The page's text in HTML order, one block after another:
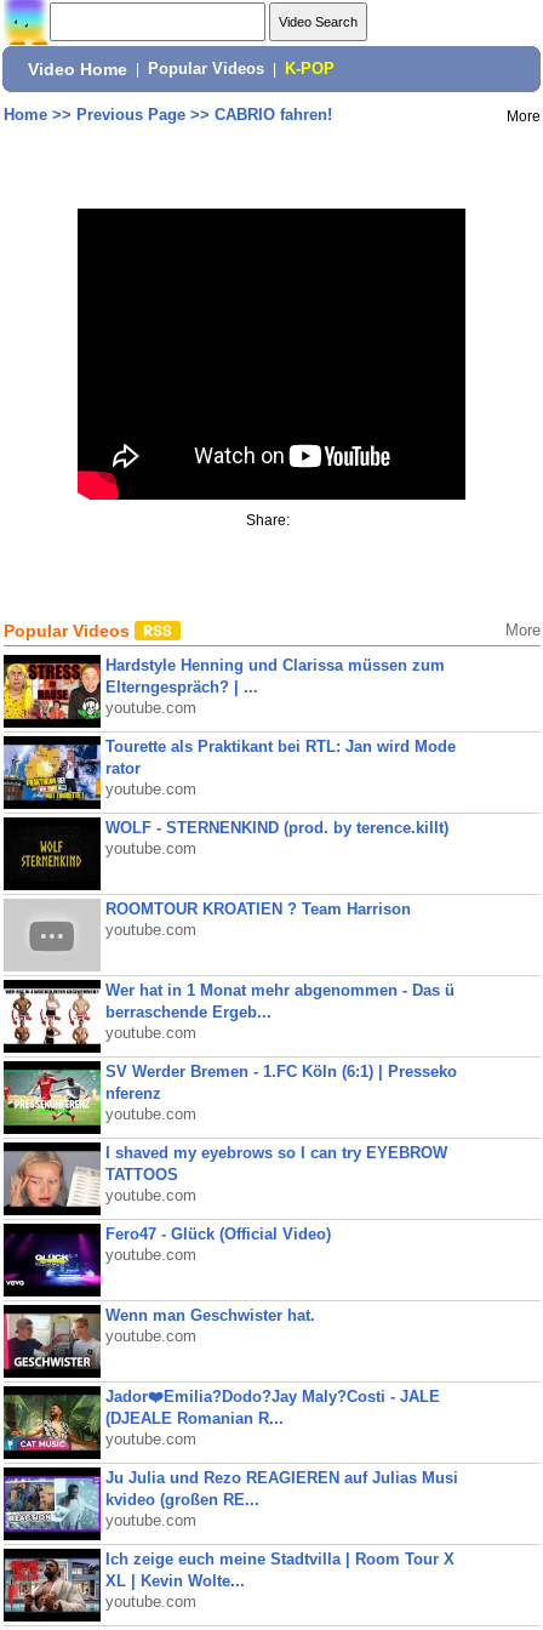
Video Home Popular Videos K-POP
Home>> Previous Page>> CABRIO fahren! More
Share:
Popular Videos More
Hardstyle Henning und Clarissa müssen zum
Elterngespräch? | ...
youtube.com
Tourette als Praktikant bei RTL: Jan wird Mode
rator
youtube.com
WOLF - STERNENKIND (prod. by terence.killt)
youtube.com
ROOMTOUR KROATIEN ? Team Harrison
youtube.com
Wer hat in 1 Monat mehr abgenommen - Das ü
berraschende Ergeb...
youtube.com
SV Werder Bremen - 1.FC Köln (6:1) | Presseko
nferenz
youtube.com
I shaved my eyebrows so I can try EYEBROW
TATTOOS
youtube.com
Fero47 - Glück (Official Video)
youtube.com
Wenn man Geschwister hat.
youtube.com
Jador❤️Emilia?Dodo?Jay Maly?Costi - JALE
(DJEALE Romanian R...
youtube.com
Ju Julia und Rezo REAGIEREN auf Julias Musi
kvideo (großen RE...
youtube.com
Ich zeige euch meine Stadtvilla | Room Tour X
XL | Kevin Wolte...
youtube.com